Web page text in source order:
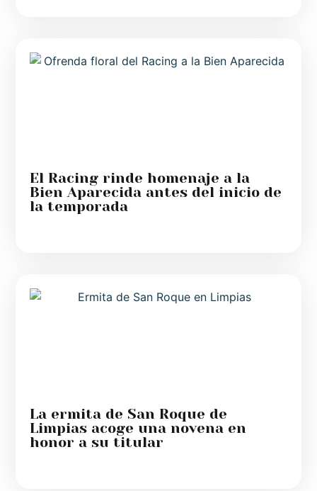
El Racing rinde homenaje a la
Bien Aparecida antes del inicio de
la temporada
La ermita de San Roque de
Limpias acoge una novena en
honor a su titular